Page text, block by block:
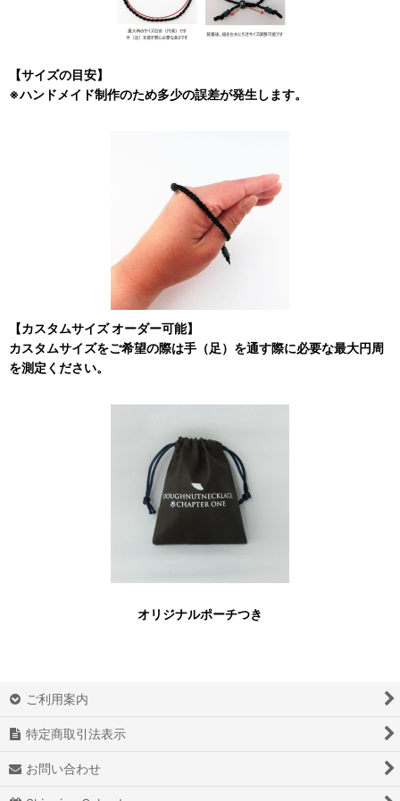
【サイズの目安】
※ハンドメイド制作のため多少の誤差が発生します。
【カスタムサイズ オーダー可能】
カスタムサイズをご希望の際は手（足）を通す際に必要な最大円周
を測定ください。
オリジナルポーチつき
ご利用案内
特定商取引法表示
お問い合わせ